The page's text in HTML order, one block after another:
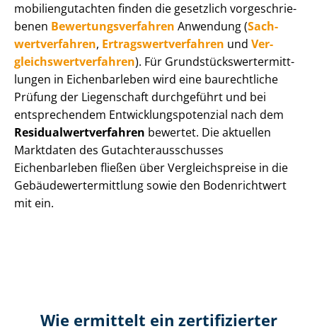
mo­bi­li­en­gut­ach­ten finden die gesetzlich vor­ge­schrie­
be­nen Be­wer­tungs­ver­fah­ren Anwendung (Sach­
wert­ver­fah­ren, Er­trags­wert­ver­fah­ren und Ver­
gleichs­wert­ver­fah­ren). Für Grund­stücks­wert­ermitt­
lun­gen in Eichenbarleben wird eine baurechtliche
Prüfung der Liegenschaft durchgeführt und bei
entsprechendem Ent­wick­lungs­po­ten­zi­al nach dem
Re­si­du­al­wert­ver­fah­ren bewertet. Die aktuellen
Marktdaten des Gut­ach­ter­aus­schus­ses
Eichenbarleben fließen über Ver­gleichs­prei­se in die
Ge­bäu­de­wert­ermitt­lung sowie den Bodenrichtwert
mit ein.
Wie ermittelt ein zertifizierter